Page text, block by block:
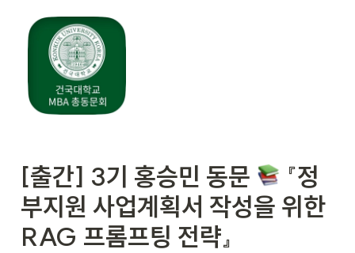
[출간] 3기 홍승민 동문
『정
부지원 사업계획서 작성을 위한
RAG 프롬프팅 전략』